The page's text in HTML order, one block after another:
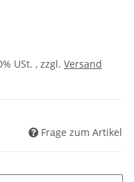
USt. , zzgl. Versand
Frage zum Artikel